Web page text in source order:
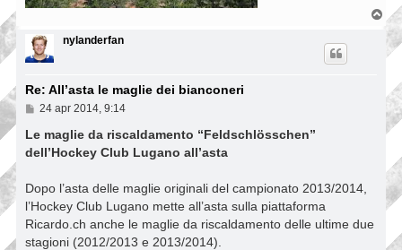
T
p
nylanderfan
Re: All’asta le maglie dei bianconeri
M
s
a
i
o
24 apr 2014, 9:14
Le maglie da riscaldamento “Feldschlösschen”
dell’Hockey Club Lugano all’asta
Dopo l’asta delle maglie originali del campionato 2013/2014,
l’Hockey Club Lugano mette all’asta sulla piattaforma
Ricardo.ch anche le maglie da riscaldamento delle ultime due
stagioni (2012/2013 e 2013/2014).